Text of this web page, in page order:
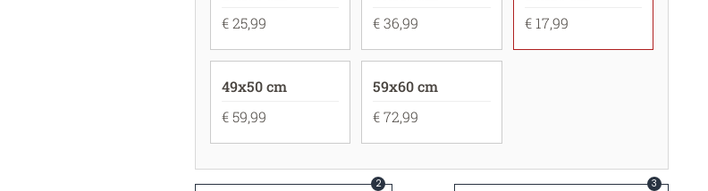
€ 25,99
€ 36,99
€ 17,99
49x50 cm
€ 59,99
59x60 cm
€ 72,99
2 3